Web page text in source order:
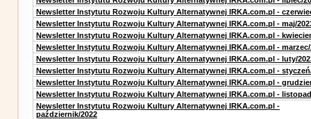
Newsletter Instytutu Rozwoju Kultury Alternatywnej IRKA.com.pl -
Newsletter Instytutu Rozwoju Kultury Alternatywnej IRKA.com.pl - maj/
Newsletter Instytutu Rozwoju Kultury Alternatywnej IRKA.com.pl -
Newsletter Instytutu Rozwoju Kultury Alternatywnej IRKA.com.pl - marzec/
Newsletter Instytutu Rozwoju Kultury Alternatywnej IRKA.com.pl - luty/
Newsletter Instytutu Rozwoju Kultury Alternatywnej IRKA.com.pl -
Newsletter Instytutu Rozwoju Kultury Alternatywnej IRKA.com.pl -
Newsletter Instytutu Rozwoju Kultury Alternatywnej IRKA.com.pl -
Newsletter Instytutu Rozwoju Kultury Alternatywnej IRKA.com.pl -
październik/2022